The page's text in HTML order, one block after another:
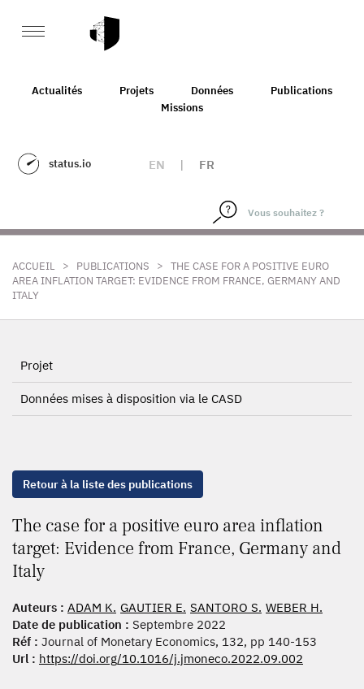
Actualités Projets Données
Publications
Missions
status.io EN | FR
ACCUEIL > PUBLICATIONS > THE CASE FOR A POSITIVE EURO
AREA INFLATION TARGET: EVIDENCE FROM FRANCE, GERMANY AND
ITALY
Projet
Données mises à disposition via le CASD
Retour à la liste des publications
The case for a positive euro area inflation
target: Evidence from France, Germany and
Italy
Auteurs : ADAM K. GAUTIER E. SANTORO S. WEBER H.
Date de publication : Septembre 2022
Réf : Journal of Monetary Economics, 132, pp 140-153
Url : https://doi.org/10.1016/j.jmoneco.2022.09.002